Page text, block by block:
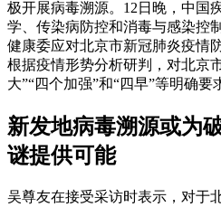
极开展病毒溯源。12日晚，中国
学、传染病防控和消毒与感染控
健康委应对北京市新冠肺炎疫情
根据疫情形势分析研判，对北京
大”“四个加强”和“四早”等明确要
新发地病毒溯源或为
谜提供可能
吴尊友在接受采访时表示，对于